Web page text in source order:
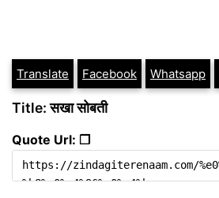
Translate Facebook Whatsapp
Title: सखा सोबती
Quote Url: ❐